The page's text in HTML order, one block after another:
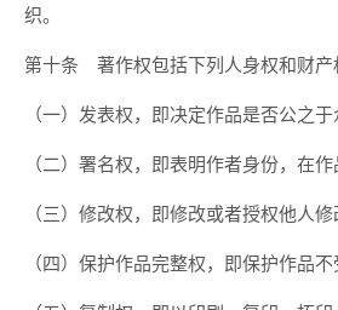
织。
第十条 著作权包括下列人身权和财产
（一）发表权，即决定作品是否公之于
（二）署名权，即表明作者身份，在作
（三）修改权，即修改或者授权他人修
（四）保护作品完整权，即保护作品